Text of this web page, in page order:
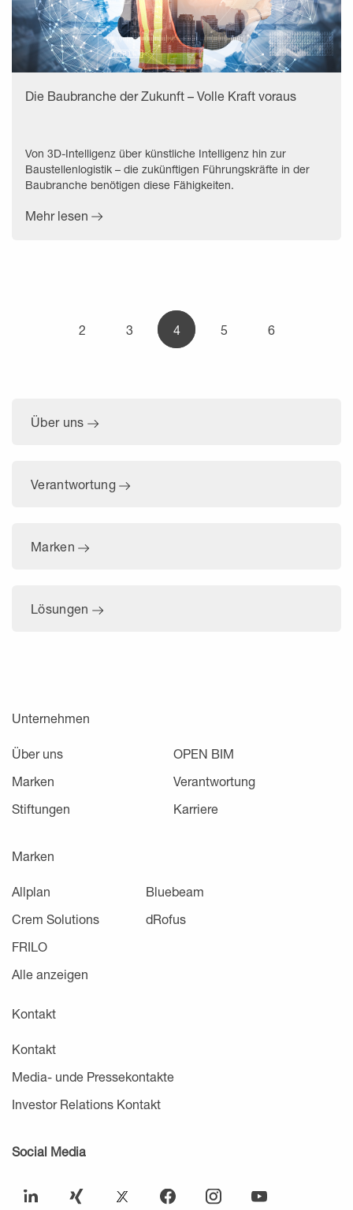
Die Baubranche der Zukunft – Volle Kraft voraus
Von 3D-Intelligenz über künstliche Intelligenz hin zur
Baustellenlogistik – die zukünftigen Führungskräfte in der
Baubranche benötigen diese Fähigkeiten.
Mehr lesen
2 3 4 5 6
Über uns
Verantwortung
Marken
Lösungen
Unternehmen
Über uns
OPEN BIM
Marken
Verantwortung
Stiftungen
Karriere
Marken
Allplan
Bluebeam
Crem Solutions
dRofus
FRILO
Alle anzeigen
Kontakt
Kontakt
Media- unde Pressekontakte
Investor Relations Kontakt
Social Media